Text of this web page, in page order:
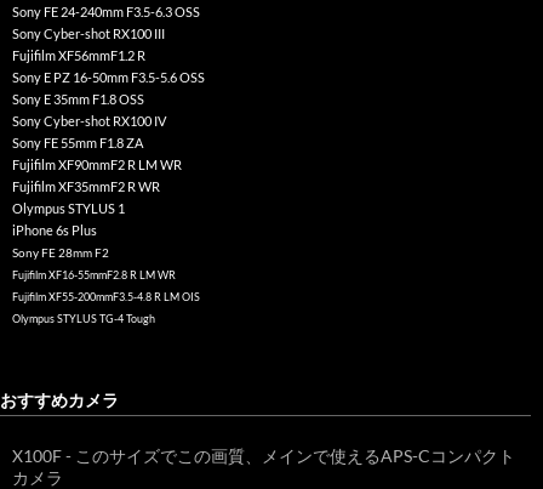
Sony FE 24-240mm F3.5-6.3 OSS
Sony Cyber-shot RX100 III
Fujifilm XF56mmF1.2 R
Sony E PZ 16-50mm F3.5-5.6 OSS
Sony E 35mm F1.8 OSS
Sony Cyber-shot RX100 IV
Sony FE 55mm F1.8 ZA
Fujifilm XF90mmF2 R LM WR
Fujifilm XF35mmF2 R WR
Olympus STYLUS 1
iPhone 6s Plus
Sony FE 28mm F2
Fujifilm XF16-55mmF2.8 R LM WR
Fujifilm XF55-200mmF3.5-4.8 R LM OIS
Olympus STYLUS TG-4 Tough
おすすめカメラ
X100F - このサイズでこの画質、メインで使えるAPS-Cコンパクト
カメラ